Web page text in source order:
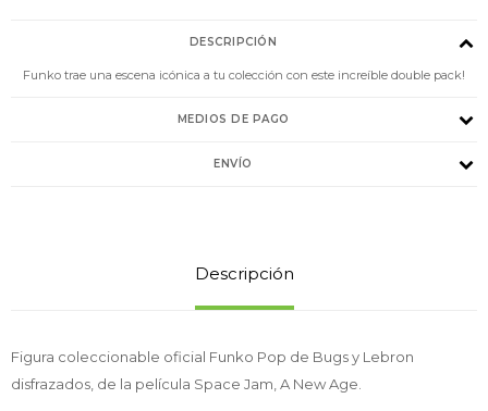
DESCRIPCIÓN
Funko trae una escena icónica a tu colección con este increíble double pack!
MEDIOS DE PAGO
ENVÍO
Descripción
Figura coleccionable oficial Funko Pop de Bugs y Lebron
disfrazados, de la película Space Jam, A New Age.